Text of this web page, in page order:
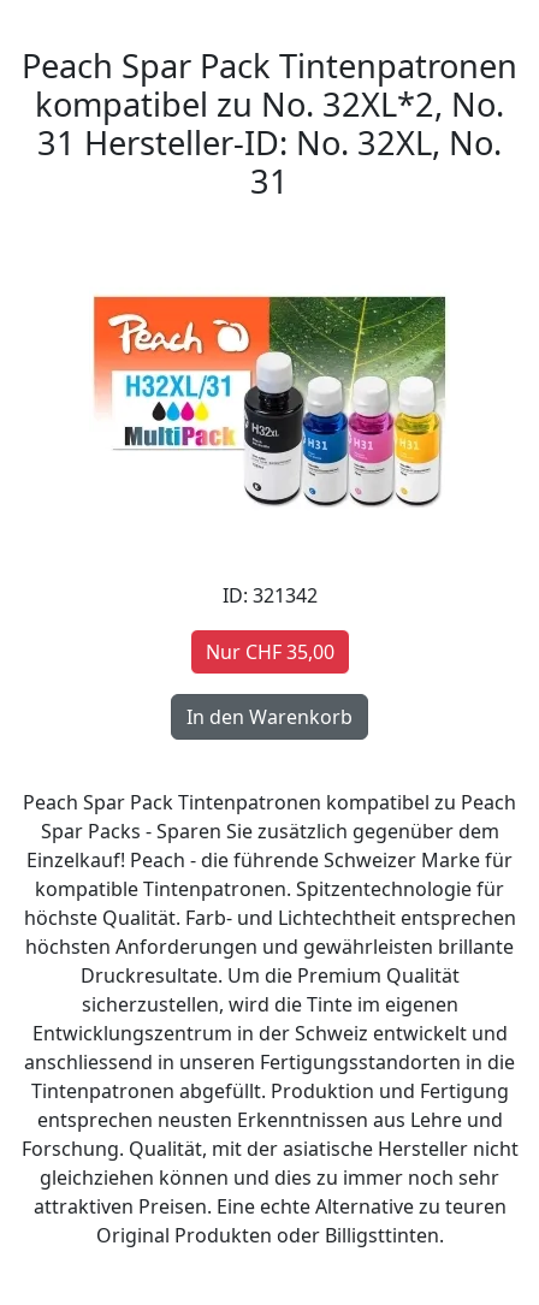
Peach Spar Pack Tintenpatronen
kompatibel zu No. 32XL*2, No.
31 Hersteller-ID: No. 32XL, No.
31
ID: 321342
Nur CHF 35,00
Peach Spar Pack Tintenpatronen kompatibel zu Peach
Spar Packs - Sparen Sie zusätzlich gegenüber dem
Einzelkauf! Peach - die führende Schweizer Marke für
kompatible Tintenpatronen. Spitzentechnologie für
höchste Qualität. Farb- und Lichtechtheit entsprechen
höchsten Anforderungen und gewährleisten brillante
Druckresultate. Um die Premium Qualität
sicherzustellen, wird die Tinte im eigenen
Entwicklungszentrum in der Schweiz entwickelt und
anschliessend in unseren Fertigungsstandorten in die
Tintenpatronen abgefüllt. Produktion und Fertigung
entsprechen neusten Erkenntnissen aus Lehre und
Forschung. Qualität, mit der asiatische Hersteller nicht
gleichziehen können und dies zu immer noch sehr
attraktiven Preisen. Eine echte Alternative zu teuren
Original Produkten oder Billigsttinten.